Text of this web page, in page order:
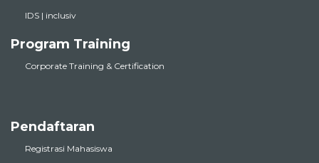
IDS | inclusiv
Program Training
Corporate Training & Certification
Pendaftaran
Registrasi Mahasiswa